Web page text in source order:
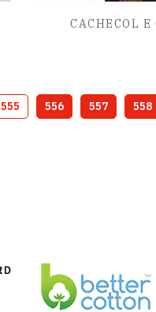
CACHECOL E
555 556 557 558